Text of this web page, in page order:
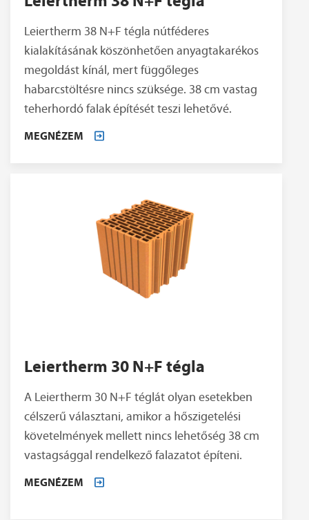
Leiertherm 38 N+F tégla nútféderes
kialakításának köszönhetően anyagtakarékos
megoldást kínál, mert függőleges
habarcstöltésre nincs szüksége. 38 cm vastag
teherhordó falak építését teszi lehetővé.
MEGNÉZEM
Leiertherm 30 N+F tégla
A Leiertherm 30 N+F téglát olyan esetekben
célszerű választani, amikor a hőszigetelési
követelmények mellett nincs lehetőség 38 cm
vastagsággal rendelkező falazatot építeni.
MEGNÉZEM